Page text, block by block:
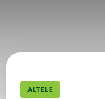
ALTELE